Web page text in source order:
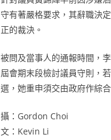
守有著嚴格要求，其辭職決
正的裁決。
被問及當事人的通報時間，
屆會期末段檢討議員守則，
選，她重申須交由政府作綜
攝：Gordon Choi
文：Kevin Li